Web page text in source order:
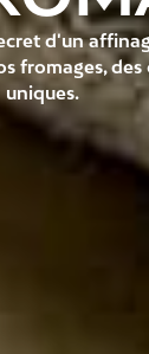
d'un
fromages, des
uniques.